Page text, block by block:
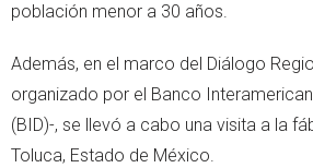
población menor a 30 años.
Además, en el marco del Diálogo
organizado por el Banco
(BID)-, se llevó a cabo una visita a la
Toluca, Estado de México.